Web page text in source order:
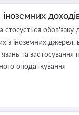
стосується обов’язку
з іноземних джерел,
та застосування
оподаткування